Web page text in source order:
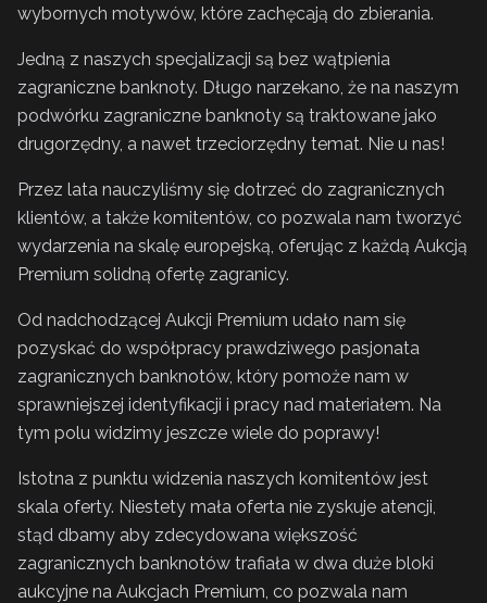
wybornych motywów, które zachęcają do zbierania.
Jedną z naszych specjalizacji są bez wątpienia
zagraniczne banknoty. Długo narzekano, że na naszym
podwórku zagraniczne banknoty są traktowane jako
drugorzędny, a nawet trzeciorzędny temat. Nie u nas!
Przez lata nauczyliśmy się dotrzeć do zagranicznych
klientów, a także komitentów, co pozwala nam tworzyć
wydarzenia na skalę europejską, oferując z każdą Aukcją
Premium solidną ofertę zagranicy.
Od nadchodzącej Aukcji Premium udało nam się
pozyskać do współpracy prawdziwego pasjonata
zagranicznych banknotów, który pomoże nam w
sprawniejszej identyfikacji i pracy nad materiałem. Na
tym polu widzimy jeszcze wiele do poprawy!
Istotna z punktu widzenia naszych komitentów jest
skala oferty. Niestety mała oferta nie zyskuje atencji,
stąd dbamy aby zdecydowana większość
zagranicznych banknotów trafiała w dwa duże bloki
aukcyjne na Aukcjach Premium, co pozwala nam